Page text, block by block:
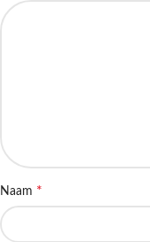
Naam *